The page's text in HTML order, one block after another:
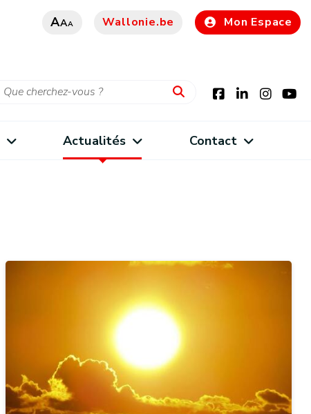
AAA Wallonie.be Mon Espace
Actualités Contact